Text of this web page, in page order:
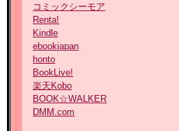
コミックシーモア
Renta!
Kindle
ebookjapan
honto
BookLive!
楽天Kobo
BOOK☆WALKER
DMM.com